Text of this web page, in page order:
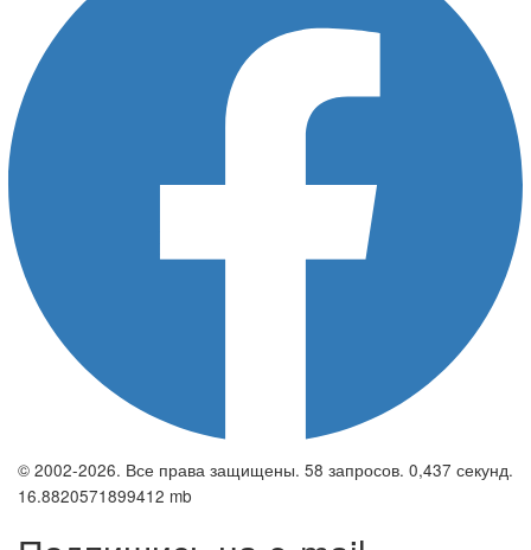
© 2002-2026. Все права защищены. 58 запросов. 0,437 секунд.
16.8820571899412 mb